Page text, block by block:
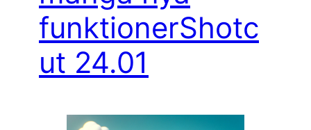
funktionerShotc
ut 24.01